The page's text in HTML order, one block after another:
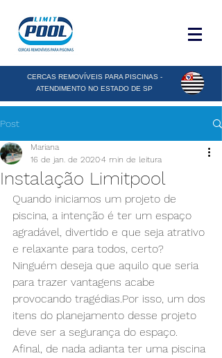
CERCAS REMOVÍVEIS PARA PISCINAS -
ATENDIMENTO NO ESTADO DE SP
Post
Instalação Limitpool
Mariana
16 de jan. de 20204 min de leitura
Quando iniciamos um projeto de
piscina, a intenção é ter um espaço
agradável, divertido e que seja atrativo
e relaxante para todos, certo?
Ninguém deseja que aquilo que seria
para trazer vantagens acabe
provocando tragédias.Por isso, um dos
itens do planejamento desse projeto
deve ser a segurança do espaço.
Afinal, de nada adianta ter uma piscina